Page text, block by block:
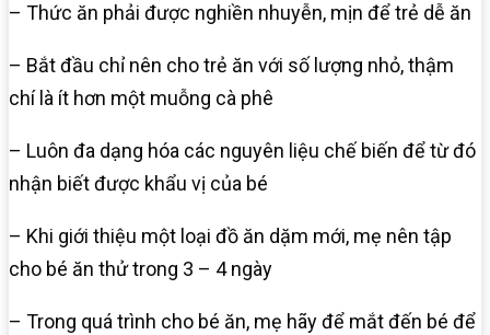
– Thức ăn phải được nghiền nhuyễn, mịn để trẻ dễ ăn
– Bắt đầu chỉ nên cho trẻ ăn với số lượng nhỏ, thậm
chí là ít hơn một muỗng cà phê
– Luôn đa dạng hóa các nguyên liệu chế biến để từ đó
nhận biết được khẩu vị của bé
– Khi giới thiệu một loại đồ ăn dặm mới, mẹ nên tập
cho bé ăn thử trong 3 – 4 ngày
– Trong quá trình cho bé ăn, mẹ hãy để mắt đến bé để